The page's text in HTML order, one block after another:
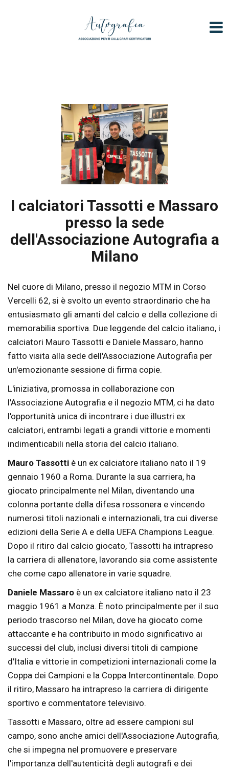
I calciatori Tassotti e Massaro
presso la sede
dell'Associazione Autografia a
Milano
Nel cuore di Milano, presso il negozio MTM in Corso
Vercelli 62, si è svolto un evento straordinario che ha
entusiasmato gli amanti del calcio e della collezione di
memorabilia sportiva. Due leggende del calcio italiano, i
calciatori Mauro Tassotti e Daniele Massaro, hanno
fatto visita alla sede dell'Associazione Autografia per
un'emozionante sessione di firma copie.
L'iniziativa, promossa in collaborazione con
l'Associazione Autografia e il negozio MTM, ci ha dato
l'opportunità unica di incontrare i due illustri ex
calciatori, entrambi legati a grandi vittorie e momenti
indimenticabili nella storia del calcio italiano.
Mauro Tassotti è un ex calciatore italiano nato il 19
gennaio 1960 a Roma. Durante la sua carriera, ha
giocato principalmente nel Milan, diventando una
colonna portante della difesa rossonera e vincendo
numerosi titoli nazionali e internazionali, tra cui diverse
edizioni della Serie A e della UEFA Champions League.
Dopo il ritiro dal calcio giocato, Tassotti ha intrapreso
la carriera di allenatore, lavorando sia come assistente
che come capo allenatore in varie squadre.
Daniele Massaro è un ex calciatore italiano nato il 23
maggio 1961 a Monza. È noto principalmente per il suo
periodo trascorso nel Milan, dove ha giocato come
attaccante e ha contribuito in modo significativo ai
successi del club, inclusi diversi titoli di campione
d'Italia e vittorie in competizioni internazionali come la
Coppa dei Campioni e la Coppa Intercontinentale. Dopo
il ritiro, Massaro ha intrapreso la carriera di dirigente
sportivo e commentatore televisivo.
Tassotti e Massaro, oltre ad essere campioni sul
campo, sono anche amici dell'Associazione Autografia,
che si impegna nel promuovere e preservare
l'importanza dell'autenticità degli autografi e dei